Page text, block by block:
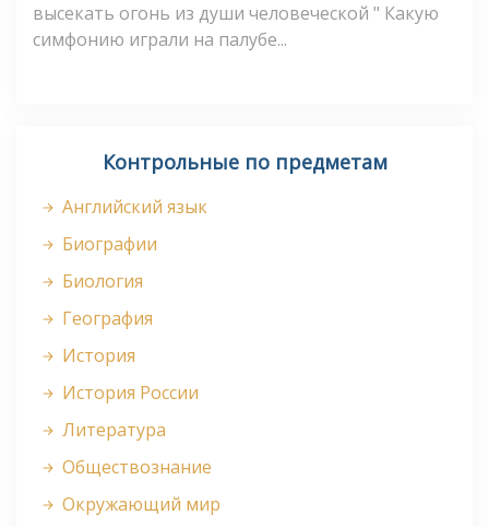
высекать огонь из души человеческой " Какую
симфонию играли на палубе...
Контрольные по предметам
Английский язык
Биографии
Биология
География
История
История России
Литература
Обществознание
Окружающий мир